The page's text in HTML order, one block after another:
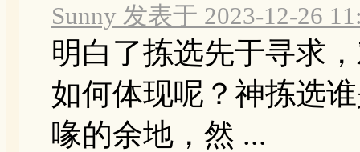
Sunny 发表于 2023-12-26
明白了拣选先于寻求
如何体现呢？神拣选
喙的余地，然 ...